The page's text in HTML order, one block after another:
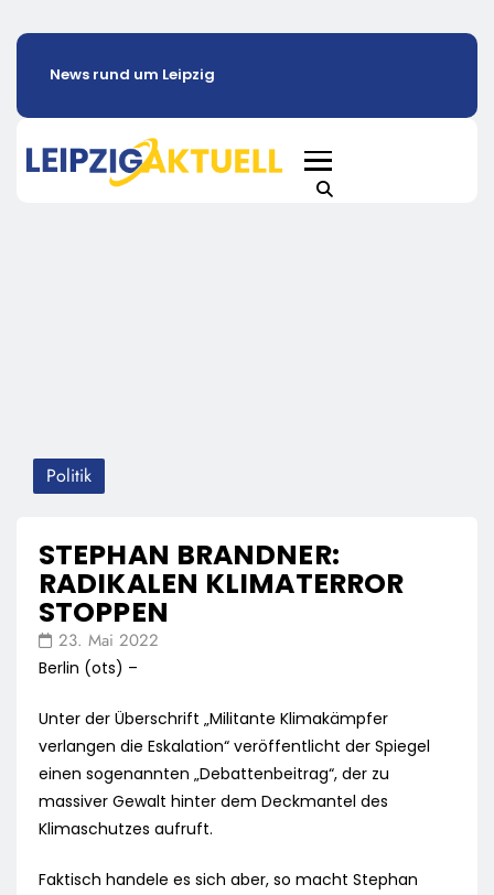
News rund um Leipzig
Politik
STEPHAN BRANDNER:
RADIKALEN KLIMATERROR
STOPPEN
23. Mai 2022
Berlin (ots) –
Unter der Überschrift „Militante Klimakämpfer
verlangen die Eskalation“ veröffentlicht der Spiegel
einen sogenannten „Debattenbeitrag“, der zu
massiver Gewalt hinter dem Deckmantel des
Klimaschutzes aufruft.
Faktisch handele es sich aber, so macht Stephan